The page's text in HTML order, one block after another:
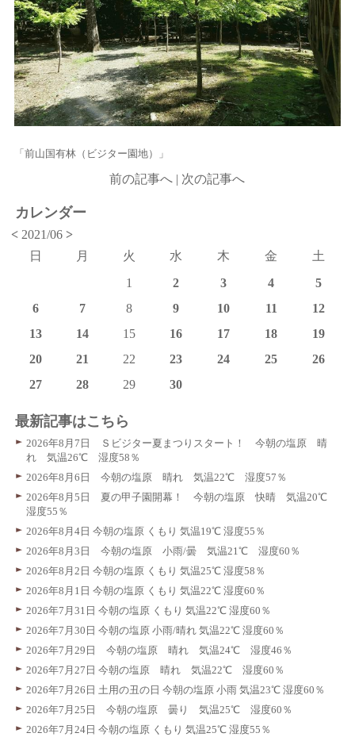
「前山国有林（ビジター園地）」
前の記事へ | 次の記事へ
カレンダー
< 2021/06>
日
月 火 水 木 金
土
1
2 3 4
5
6
7 8 9 10 11
12
13
14 15 16 17 18
19
20
21 22 23 24 25
26
27
28 29 30
最新記事はこちら
2026年8月7日 Ｓビジター夏まつりスタート！ 今朝の塩原 晴
れ 気温26℃ 湿度58％
2026年8月6日 今朝の塩原 晴れ 気温22℃ 湿度57％
2026年8月5日 夏の甲子園開幕！ 今朝の塩原 快晴 気温20℃
湿度55％
2026年8月4日 今朝の塩原 くもり 気温19℃ 湿度55％
2026年8月3日 今朝の塩原 小雨/曇 気温21℃ 湿度60％
2026年8月2日 今朝の塩原 くもり 気温25℃ 湿度58％
2026年8月1日 今朝の塩原 くもり 気温22℃ 湿度60％
2026年7月31日 今朝の塩原 くもり 気温22℃ 湿度60％
2026年7月30日 今朝の塩原 小雨/晴れ 気温22℃ 湿度60％
2026年7月29日 今朝の塩原 晴れ 気温24℃ 湿度46％
2026年7月27日 今朝の塩原 晴れ 気温22℃ 湿度60％
2026年7月26日 土用の丑の日 今朝の塩原 小雨 気温23℃ 湿度60％
2026年7月25日 今朝の塩原 曇り 気温25℃ 湿度60％
2026年7月24日 今朝の塩原 くもり 気温25℃ 湿度55％